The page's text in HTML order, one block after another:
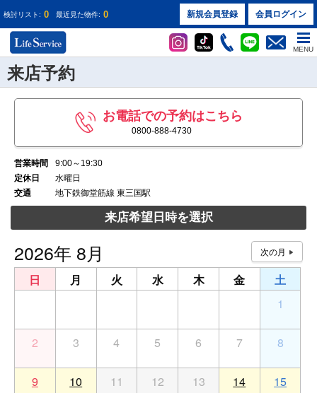
検討リスト: 0 最近見た物件: 0 新規会員登録 会員ログイン
MENU
来店予約
お電話での予約はこちら
0800-888-4730
営業時間
9:00～19:30
定休日
水曜日
交通
地下鉄御堂筋線 東三国駅
来店希望日時を選択
2026年 8月
日 月 火 水 木 金
土
1
2 3 4 5 6 7 8
9 10 11 12 13 14 15